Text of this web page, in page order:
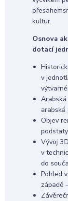
kultur.
Osnova
dotací
v
arabská
Objev
Vývoj
v
do
Pohled
západě